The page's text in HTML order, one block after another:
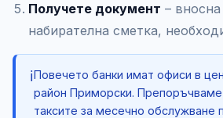
Получете документ –
набирателна сметка,
ℹ️Повечето банки имат офиси в
район Приморски.
таксите за месечно обслужване